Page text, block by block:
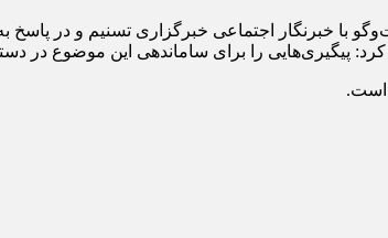
با خبرنگار اجتماعی خبرگزاری تسنیم و در
پیگیری‌هایی را برای ساماندهی این موضوع در
است.